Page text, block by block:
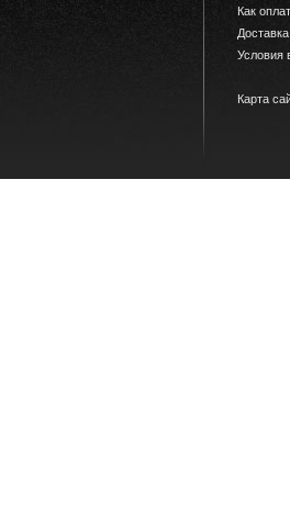
Как
Условия
Карта